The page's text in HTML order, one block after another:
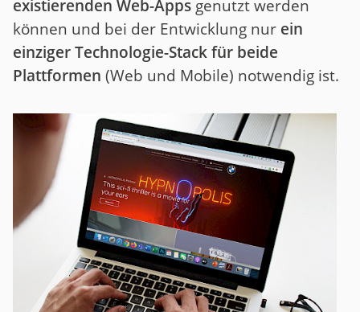
existierenden Web-Apps genutzt werden
können und bei der Entwicklung nur ein
einziger Technologie-Stack für beide
Plattformen (Web und Mobile) notwendig ist.